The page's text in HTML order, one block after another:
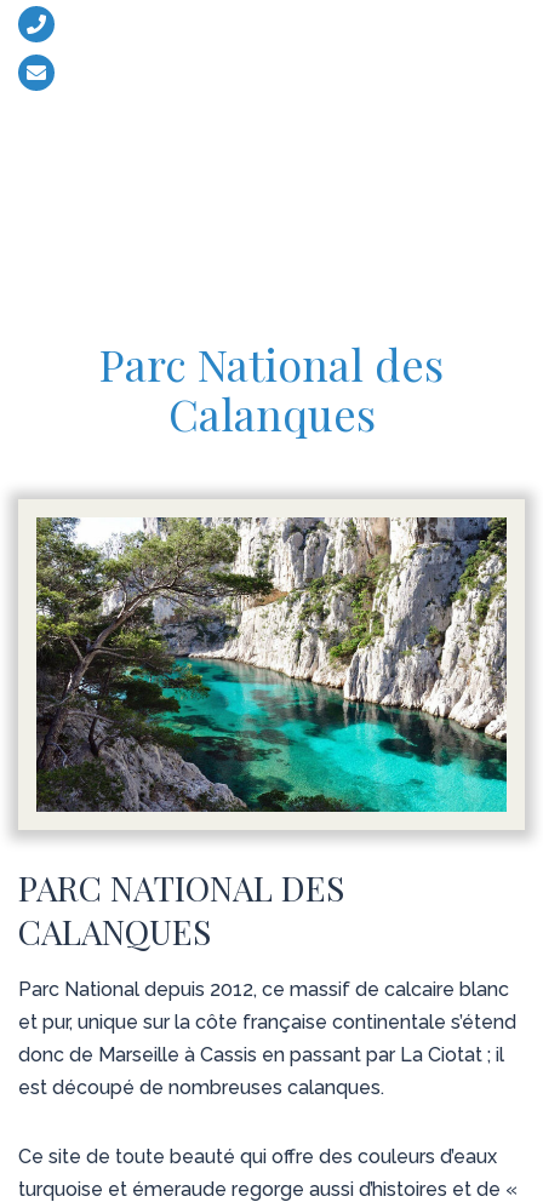
Parc National des
Calanques
PARC NATIONAL DES
CALANQUES
Parc National depuis 2012, ce massif de calcaire blanc
et pur, unique sur la côte française continentale s’étend
donc de Marseille à Cassis en passant par La Ciotat ; il
est découpé de nombreuses calanques.
Ce site de toute beauté qui offre des couleurs d’eaux
turquoise et émeraude regorge aussi d’histoires et de «